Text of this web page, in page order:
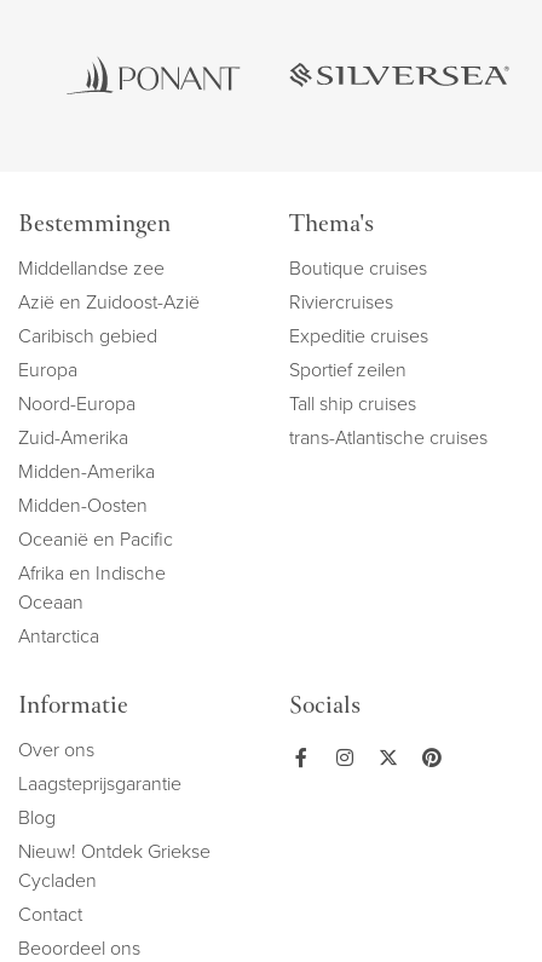
Bestemmingen
Middellandse zee
Azië en Zuidoost-Azië
Caribisch gebied
Europa
Noord-Europa
Zuid-Amerika
Midden-Amerika
Midden-Oosten
Oceanië en Pacific
Afrika en Indische
Oceaan
Antarctica
Thema's
Boutique cruises
Riviercruises
Expeditie cruises
Sportief zeilen
Tall ship cruises
trans-Atlantische cruises
Informatie
Over ons
Laagsteprijsgarantie
Blog
Nieuw! Ontdek Griekse
Cycladen
Contact
Beoordeel ons
Socials